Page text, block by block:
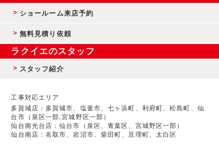
ショールーム来店予約
無料見積り依頼
ラクイエのスタッフ
スタッフ紹介
工事対応エリア
多賀城店：多賀城市、塩釜市、七ヶ浜町、利府町、松島町、仙
台市（泉区一部,宮城野区一部）
仙台南光台店：仙台市（泉区、青葉区、宮城野区一部）
仙台南店：名取市、岩沼市、柴田町、亘理町、太白区